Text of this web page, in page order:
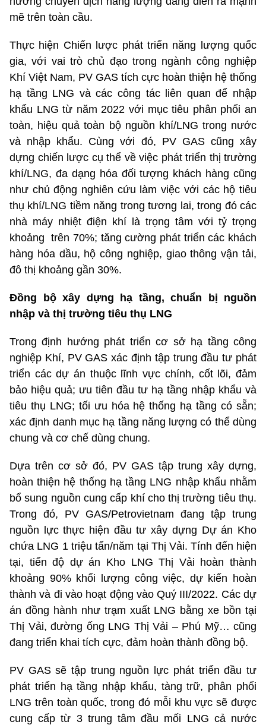
mẽ trên toàn cầu.
Thực hiện Chiến lược phát triển năng lượng quốc
gia, với vai trò chủ đạo trong ngành công nghiệp
Khí Việt Nam, PV GAS tích cực hoàn thiện hệ thống
hạ tầng LNG và các công tác liên quan để nhập
khẩu LNG từ năm 2022 với mục tiêu phân phối an
toàn, hiệu quả toàn bộ nguồn khí/LNG trong nước
và nhập khẩu. Cùng với đó, PV GAS cũng xây
dựng chiến lược cụ thể về việc phát triển thị trường
khí/LNG, đa dạng hóa đối tượng khách hàng cũng
như chủ động nghiên cứu làm việc với các hộ tiêu
thụ khí/LNG tiềm năng trong tương lai, trong đó các
nhà máy nhiệt điện khí là trọng tâm với tỷ trọng
khoảng trên 70%; tăng cường phát triển các khách
hàng hóa dầu, hộ công nghiệp, giao thông vận tải,
đô thị khoảng gần 30%.
Đồng bộ xây dựng hạ tầng, chuẩn bị nguồn
nhập và thị trường tiêu thụ LNG
Trong định hướng phát triển cơ sở hạ tầng công
nghiệp Khí, PV GAS xác định tập trung đầu tư phát
triển các dự án thuộc lĩnh vực chính, cốt lõi, đảm
bảo hiệu quả; ưu tiên đầu tư hạ tầng nhập khẩu và
tiêu thụ LNG; tối ưu hóa hệ thống hạ tầng có sẵn;
xác định danh mục hạ tầng năng lượng có thể dùng
chung và cơ chế dùng chung.
Dựa trên cơ sở đó, PV GAS tập trung xây dựng,
hoàn thiện hệ thống hạ tầng LNG nhập khẩu nhằm
bổ sung nguồn cung cấp khí cho thị trường tiêu thụ.
Trong đó, PV GAS/Petrovietnam đang tập trung
nguồn lực thực hiện đầu tư xây dựng Dự án Kho
chứa LNG 1 triệu tấn/năm tại Thị Vải. Tính đến hiện
tại, tiến độ dự án Kho LNG Thị Vải hoàn thành
khoảng 90% khối lượng công việc, dự kiến hoàn
thành và đi vào hoạt động vào Quý III/2022. Các dự
án đồng hành như trạm xuất LNG bằng xe bồn tại
Thị Vải, đường ống LNG Thị Vải – Phú Mỹ… cũng
đang triển khai tích cực, đảm hoàn thành đồng bộ.
PV GAS sẽ tập trung nguồn lực phát triển đầu tư
phát triển hạ tầng nhập khẩu, tàng trữ, phân phối
LNG trên toàn quốc, trong đó mỗi khu vực sẽ được
cung cấp từ 3 trung tâm đầu mối LNG cả nước